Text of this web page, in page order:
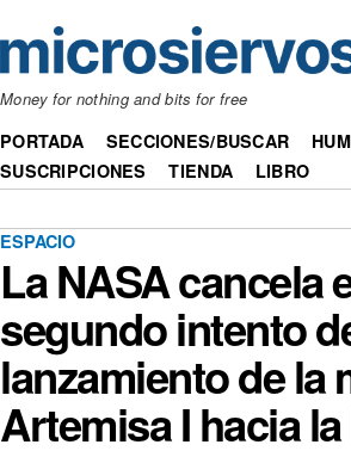
Money for nothing and bits for free
PORTADA SECCIONES/BUSCAR
SUSCRIPCIONES
TIENDA LIBRO
ESPACIO
La NASA cancela
segundo intento
lanzamiento de la
Artemisa I hacia